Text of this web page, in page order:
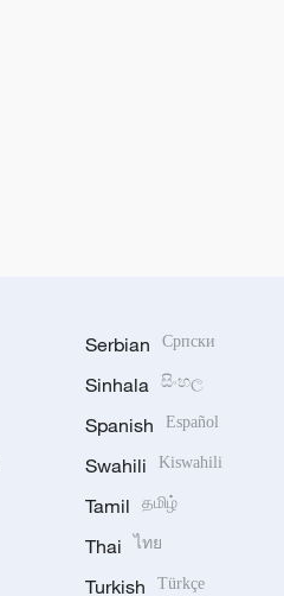
Serbian Српски
Sinhala සිංහල
Spanish Español
Swahili Kiswahili
Tamil தமிழ்
Thai ไทย
Turkish Türkçe